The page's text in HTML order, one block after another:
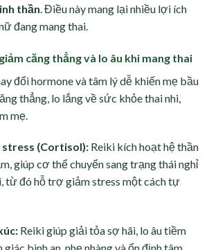
thần . Điều này mang lại nhiều lợi ích
đang mang thai.
căng thẳng và lo âu khi mang thai
đổi hormone và tâm lý dễ khiến mẹ bầu
thẳng, lo lắng về sức khỏe thai nhi,
mẹ.
stress (Cortisol):Reiki kích hoạt hệ thần
giúp cơ thể chuyển sang trạng thái nghỉ
từ đó hỗ trợ giảm stress một cách tự
Reiki giúp giải tỏa sợ hãi, lo âu tiềm